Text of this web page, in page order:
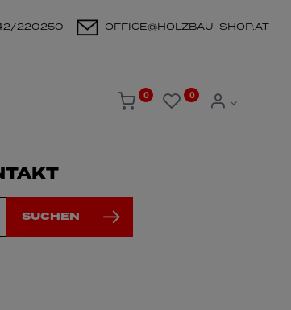
220250 OFFICE@HOLZBAU-SHOP.AT
0 0
SUCHEN